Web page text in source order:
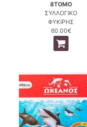
8ΤΟΜΟ
ΣΥΛΛΟΓΙΚΟ
ΦΥΚΙΡΗΣ
60.00€